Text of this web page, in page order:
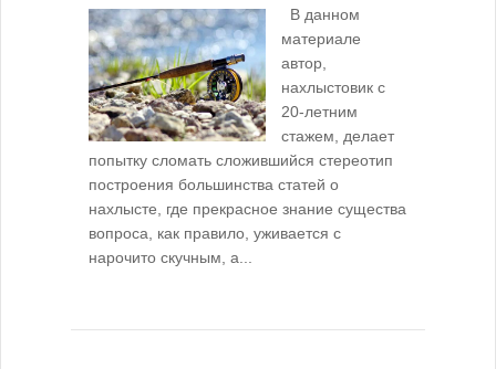
В данном
материале
автор,
нахлыстовик с
20-летним
стажем, делает
попытку сломать сложившийся стереотип
построения большинства статей о
нахлысте, где прекрасное знание существа
вопроса, как правило, уживается с
нарочито скучным, а...